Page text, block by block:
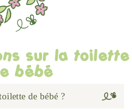
sur la toilette
bébé
de bébé ?